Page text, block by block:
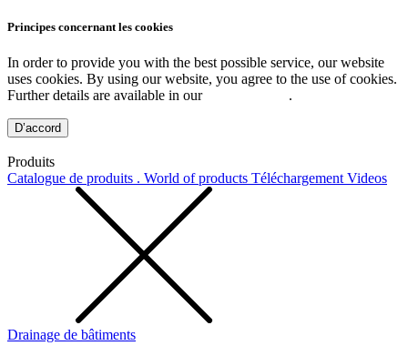
Principes concernant les cookies
In order to provide you with the best possible service, our website
uses cookies. By using our website, you agree to the use of cookies.
Further details are available in our
.
D’accord
Produits
Catalogue de produits . World of products Téléchargement Videos
Drainage de bâtiments